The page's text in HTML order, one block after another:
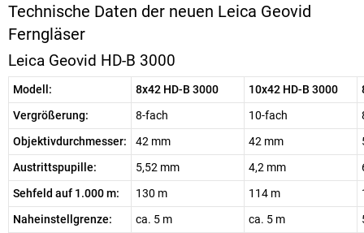
Technische Daten der neuen Leica Geovid
Ferngläser
Leica Geovid HD-B 3000
Modell: 8x42 HD-B 3000 10x42 HD-B 3000
Vergrößerung:
8-fach 10-fach
Objektivdurchmesser:
42 mm 42 mm
Austrittspupille:
5,52 mm 4,2 mm
Sehfeld auf 1.000 m:
130 m 114 m
Naheinstellgrenze:
ca. 5 m ca. 5 m